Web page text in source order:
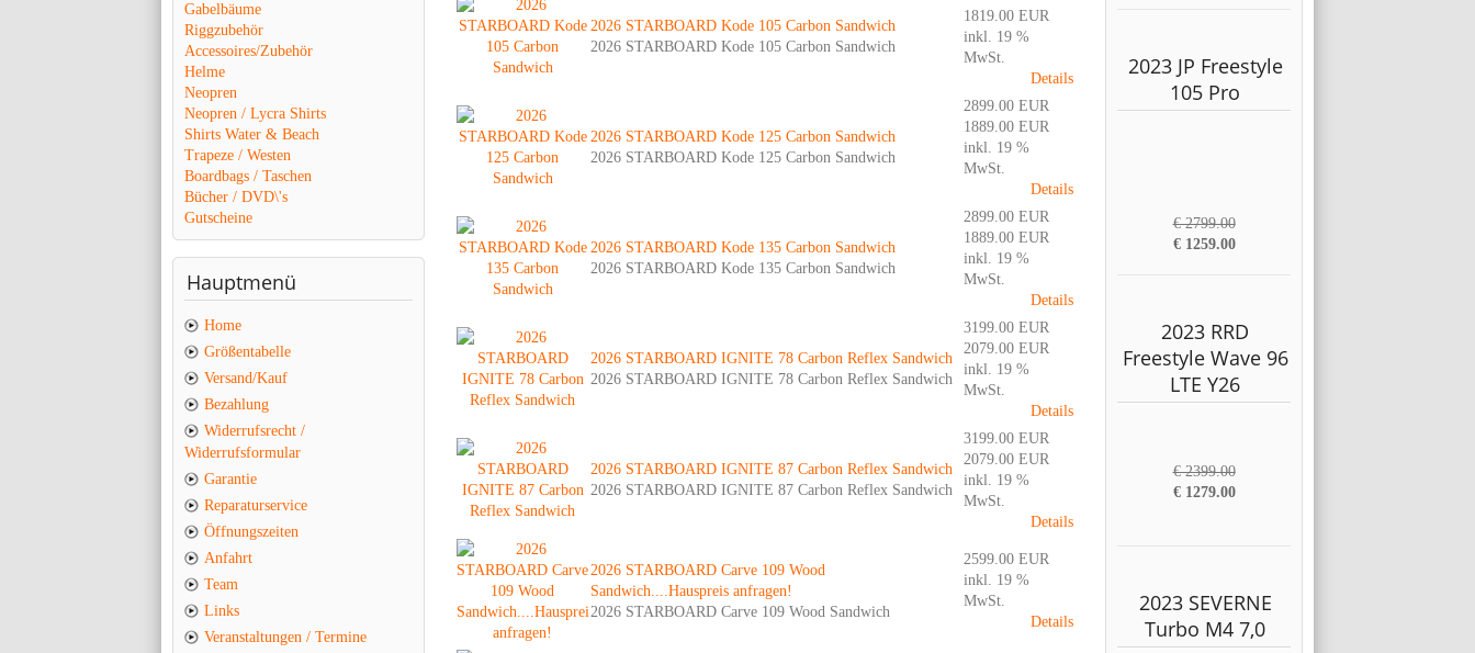
Gabelbäume
Riggzubehör
Accessoires/Zubehör
Helme
Neopren
Neopren / Lycra Shirts
Shirts Water & Beach
Trapeze / Westen
Boardbags / Taschen
Bücher / DVD\'s
Gutscheine
Hauptmenü
Home
Größentabelle
Versand/Kauf
Bezahlung
Widerrufsrecht /
Widerrufsformular
Garantie
Reparaturservice
Öffnungszeiten
Anfahrt
Team
Links
Veranstaltungen / Termine
2023 JP Freestyle
105 Pro
€ 2799.00
€ 1259.00
2023 RRD
Freestyle Wave 96
LTE Y26
€ 2399.00
€ 1279.00
2023 SEVERNE
Turbo M4 7,0
2026 STARBOARD Kode 105 Carbon Sandwich
2026 STARBOARD Kode 105 Carbon Sandwich
1819.00 EUR
inkl. 19 %
MwSt.
Details
2026 STARBOARD Kode 125 Carbon Sandwich
2026 STARBOARD Kode 125 Carbon Sandwich
2899.00 EUR
1889.00 EUR
inkl. 19 %
MwSt.
Details
2026 STARBOARD Kode 135 Carbon Sandwich
2026 STARBOARD Kode 135 Carbon Sandwich
2899.00 EUR
1889.00 EUR
inkl. 19 %
MwSt.
Details
2026 STARBOARD IGNITE 78 Carbon Reflex Sandwich
2026 STARBOARD IGNITE 78 Carbon Reflex Sandwich
3199.00 EUR
2079.00 EUR
inkl. 19 %
MwSt.
Details
2026 STARBOARD IGNITE 87 Carbon Reflex Sandwich
2026 STARBOARD IGNITE 87 Carbon Reflex Sandwich
3199.00 EUR
2079.00 EUR
inkl. 19 %
MwSt.
Details
2026 STARBOARD Carve 109 Wood
Sandwich....Hauspreis anfragen!
2026 STARBOARD Carve 109 Wood Sandwich
2599.00 EUR
inkl. 19 %
MwSt.
Details